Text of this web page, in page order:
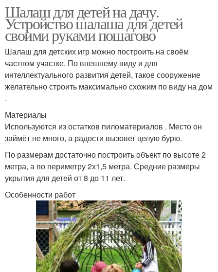
Шалаш для детей на дачу.
Устройство шалаша для детей
своими руками пошагово
Шалаш для детских игр можно построить на своём
частном участке. По внешнему виду и для
интеллектуального развития детей, такое сооружение
желательно строить максимально схожим по виду на дом
.
Материалы
Используются из остатков пиломатериалов . Место он
займёт не много, а радости вызовет целую бурю.
По размерам достаточно построить объект по высоте 2
метра, а по периметру 2х1,5 метра. Средние размеры
укрытия для детей от 8 до 11 лет.
Особенности работ